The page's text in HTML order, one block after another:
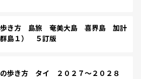
歩き方 島旅 奄美大島 喜界島 加計
島１） ５訂版
歩き方 タイ ２０２７～２０２８